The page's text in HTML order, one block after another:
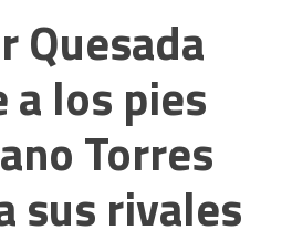
Quesada
a los pies
Torres
sus rivales